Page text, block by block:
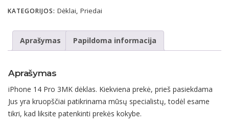
KATEGORIJOS: Dėklai, Priedai
Aprašymas Papildoma informacija
Aprašymas
iPhone 14 Pro 3MK dėklas. Kiekviena prekė, prieš pasiekdama
Jus yra kruopščiai patikrinama mūsų specialistų, todėl esame
tikri, kad liksite patenkinti prekės kokybe.